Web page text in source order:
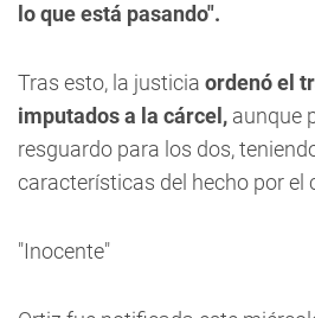
lo que está pasando".
Tras esto, la justicia ordenó el
imputados a la cárcel, aunque
resguardo para los dos,
características del hecho por el
"Inocente"